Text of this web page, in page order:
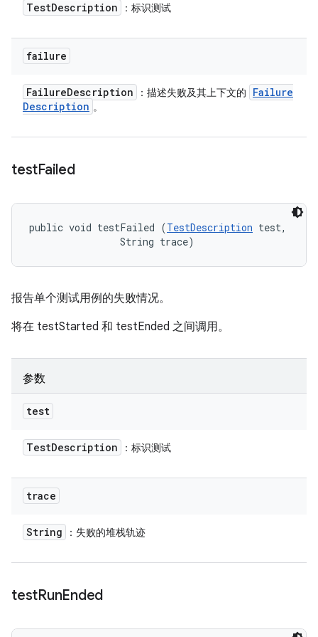
TestDescription ：标识测试
failure
FailureDescription ：描述失败及其上下文的
Failure
Description 。
testFailed
public void testFailed (TestDescription test,
                String trace)
报告单个测试用例的失败情况。
将在 testStarted 和 testEnded 之间调用。
参数
test
TestDescription ：标识测试
trace
String ：失败的堆栈轨迹
testRunEnded